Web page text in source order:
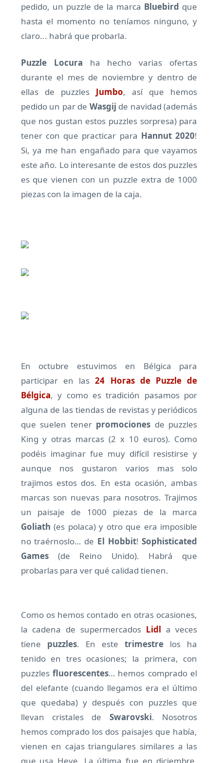
pedido, un puzzle de la marca Bluebird que
hasta el momento no teníamos ninguno, y
claro... habrá que probarla.
Puzzle Locura ha hecho varias ofertas
durante el mes de noviembre y dentro de
ellas de puzzles Jumbo, así que hemos
pedido un par de Wasgij de navidad (además
que nos gustan estos puzzles sorpresa) para
tener con que practicar para Hannut 2020!
Si, ya me han engañado para que vayamos
este año. Lo interesante de estos dos puzzles
es que vienen con un puzzle extra de 1000
piezas con la imagen de la caja.
En octubre estuvimos en Bélgica para
participar en las24 Horas de Puzzle de
Bélgica, y como es tradición pasamos por
alguna de las tiendas de revistas y periódicos
que suelen tener promociones de puzzles
King y otras marcas (2 x 10 euros). Como
podéis imaginar fue muy difícil resistirse y
aunque nos gustaron varios mas solo
trajimos estos dos. En esta ocasión, ambas
marcas son nuevas para nosotros. Trajimos
un paisaje de 1000 piezas de la marca
Goliath (es polaca) y otro que era imposible
no traérnoslo… de El Hobbit!Sophisticated
Games(de Reino Unido). Habrá que
probarlas para ver qué calidad tienen.
Como os hemos contado en otras ocasiones,
la cadena de supermercados Lidl a veces
tiene puzzles. En estetrimestre los ha
tenido en tres ocasiones; la primera, con
puzzlesfluorescentes… hemos comprado el
del elefante (cuando llegamos era el último
que quedaba) y después con puzzles que
llevan cristales de Swarovski. Nosotros
hemos comprado los dos paisajes que había,
vienen en cajas triangulares similares a las